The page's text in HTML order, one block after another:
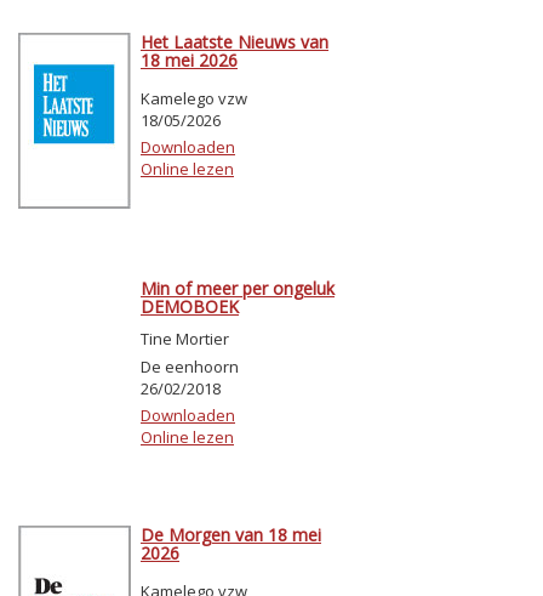
Het Laatste Nieuws van
18 mei 2026
Kamelego vzw
18/05/2026
Downloaden
Online lezen
Min of meer per ongeluk
DEMOBOEK
Tine Mortier
De eenhoorn
26/02/2018
Downloaden
Online lezen
De Morgen van 18 mei
2026
Kamelego vzw